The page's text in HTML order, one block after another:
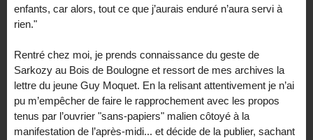
enfants, car alors, tout ce que j’aurais enduré n’aura servi à
rien."
Rentré chez moi, je prends connaissance du geste de
Sarkozy au Bois de Boulogne et ressort de mes archives la
lettre du jeune Guy Moquet. En la relisant attentivement je n’ai
pu m’empêcher de faire le rapprochement avec les propos
tenus par l’ouvrier "sans-papiers" malien côtoyé à la
manifestation de l’après-midi... et décide de la publier, sachant